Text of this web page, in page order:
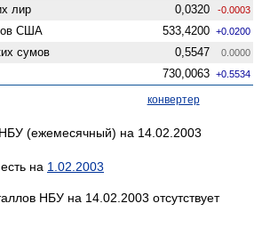
лир 0,0320 -0.0003
США 533,4200 +0.0200
сумов 0,5547 0.0000
730,0063 +0.5534
конвертер
(ежемесячный) на 14.02.2003
на 1.02.2003
НБУ на 14.02.2003 отсутствует